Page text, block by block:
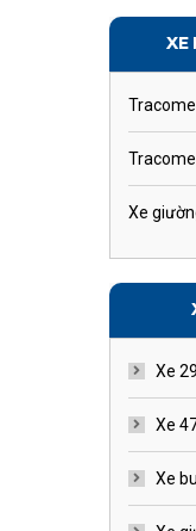
XE
Xe
Xe
Xe
Xe